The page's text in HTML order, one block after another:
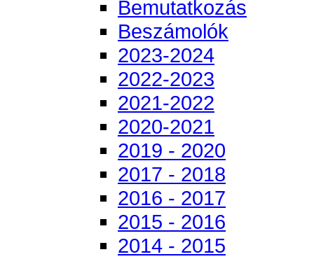
Bemutatkozás
Beszámolók
2023-2024
2022-2023
2021-2022
2020-2021
2019 - 2020
2017 - 2018
2016 - 2017
2015 - 2016
2014 - 2015